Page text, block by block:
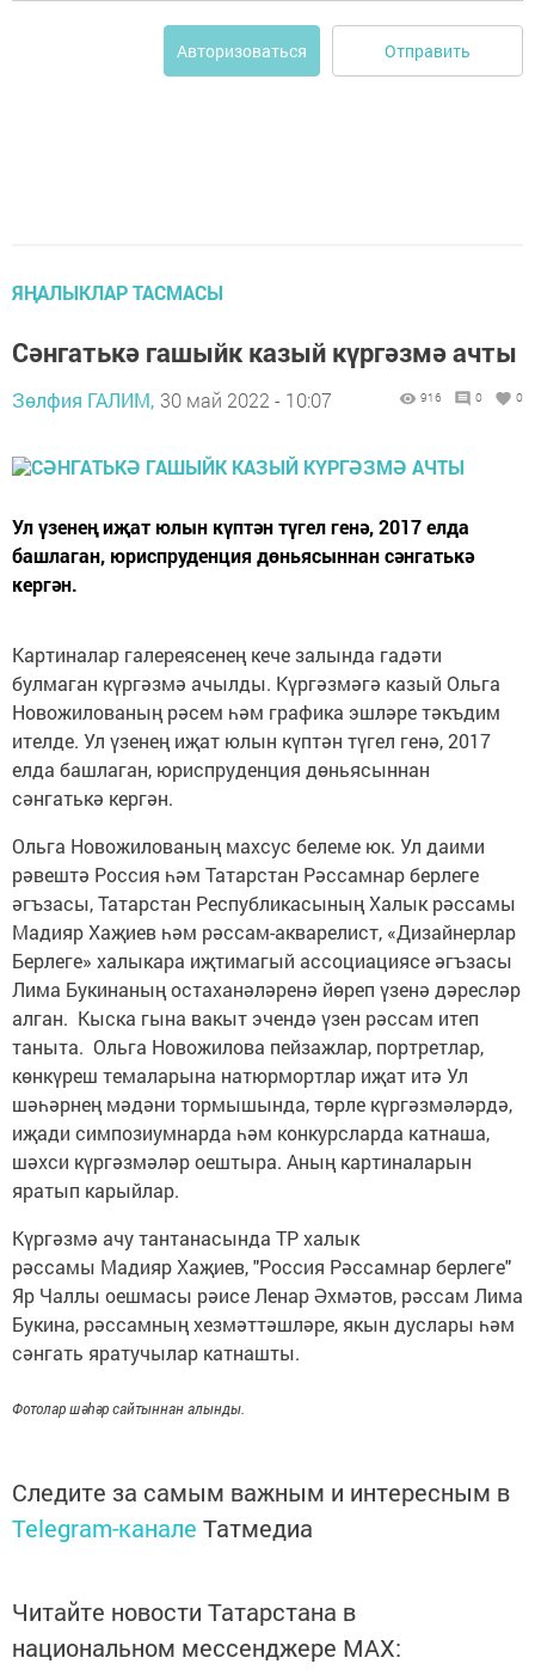
Авторизоваться Отправить
ЯҢАЛЫКЛАР ТАСМАСЫ
Сәнгатькә гашыйк казый күргәзмә ачты
Зөлфия ГАЛИМ, 30 май 2022 - 10:07 916 0 0
Ул үзенең иҗат юлын күптән түгел генә, 2017 елда
башлаган, юриспруденция дөньясыннан сәнгатькә
кергән.
Картиналар галереясенең кече залында гадәти
булмаган күргәзмә ачылды. Күргәзмәгә казый Ольга
Новожилованың рәсем һәм графика эшләре тәкъдим
ителде. Ул үзенең иҗат юлын күптән түгел генә, 2017
елда башлаган, юриспруденция дөньясыннан
сәнгатькә кергән.
Ольга Новожилованың махсус белеме юк. Ул даими
рәвештә Россия һәм Татарстан Рәссамнар берлеге
әгъзасы, Татарстан Республикасының Халык рәссамы
Мадияр Хаҗиев һәм рәссам-акварелист, «Дизайнерлар
Берлеге» халыкара иҗтимагый ассоциациясе әгъзасы
Лима Букинаның остаханәләренә йөреп үзенә дәресләр
алган. Кыска гына вакыт эчендә үзен рәссам итеп
таныта. Ольга Новожилова пейзажлар, портретлар,
көнкүреш темаларына натюрмортлар иҗат итә Ул
шәһәрнең мәдәни тормышында, төрле күргәзмәләрдә,
иҗади симпозиумнарда һәм конкурсларда катнаша,
шәхси күргәзмәләр оештыра. Аның картиналарын
яратып карыйлар.
Күргәзмә ачу тантанасында ТР халык
рәссамы Мадияр Хаҗиев, "Россия Рәссамнар берлеге"
Яр Чаллы оешмасы рәисе Ленар Әхмәтов, рәссам Лима
Букина, рәссамның хезмәттәшләре, якын дуслары һәм
сәнгать яратучылар катнашты.
Фотолар шәһәр сайтыннан алынды.
Следите за самым важным и интересным в
Telegram-канале Татмедиа
Читайте новости Татарстана в
национальном мессенджере MАХ: